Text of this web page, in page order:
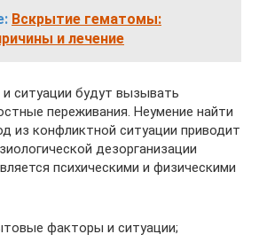
Вскрытие гематомы:
и лечение
ситуации будут вызывать
переживания. Неумение найти
из конфликтной ситуации приводит
дезорганизации
психическими и физическими
факторы и ситуации;